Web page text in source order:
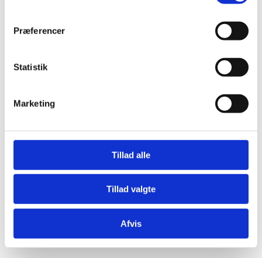
Præferencer
Statistik
Marketing
Tillad alle
Tillad valgte
Afvis
Krystaller